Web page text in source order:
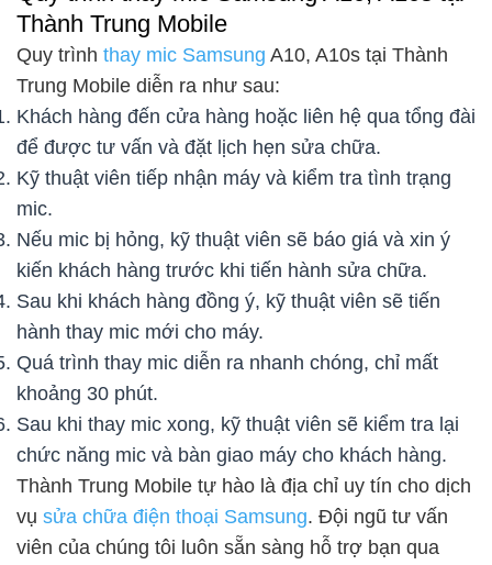
Thành Trung Mobile
Quy trình thay mic Samsung A10, A10s tại Thành
Trung Mobile diễn ra như sau:
Khách hàng đến cửa hàng hoặc liên hệ qua tổng đài
để được tư vấn và đặt lịch hẹn sửa chữa.
Kỹ thuật viên tiếp nhận máy và kiểm tra tình trạng
mic.
Nếu mic bị hỏng, kỹ thuật viên sẽ báo giá và xin ý
kiến khách hàng trước khi tiến hành sửa chữa.
Sau khi khách hàng đồng ý, kỹ thuật viên sẽ tiến
hành thay mic mới cho máy.
Quá trình thay mic diễn ra nhanh chóng, chỉ mất
khoảng 30 phút.
Sau khi thay mic xong, kỹ thuật viên sẽ kiểm tra lại
chức năng mic và bàn giao máy cho khách hàng.
Thành Trung Mobile tự hào là địa chỉ uy tín cho dịch
vụ sửa chữa điện thoại Samsung. Đội ngũ tư vấn
viên của chúng tôi luôn sẵn sàng hỗ trợ bạn qua